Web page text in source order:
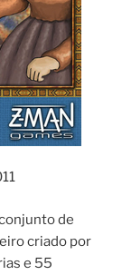
de
criado por
e 55